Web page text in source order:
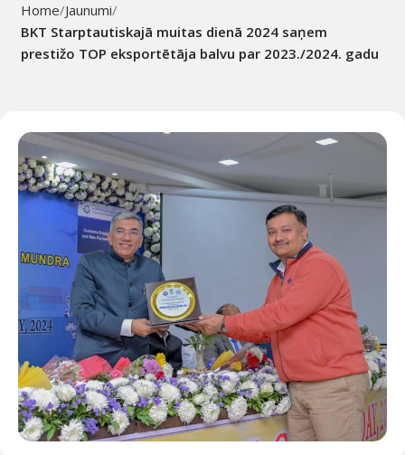
Home Jaunumi
BKT Starptautiskajā muitas dienā 2024 saņem
prestižo TOP eksportētāja balvu par 2023./2024. gadu